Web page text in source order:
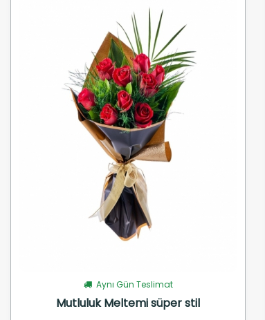
Aynı Gün Teslimat
Mutluluk Meltemi süper stil